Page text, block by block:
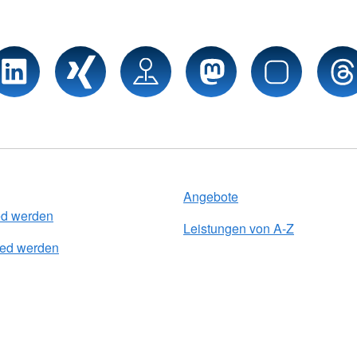
werden
werden
Angebote
Leistungen von A-Z